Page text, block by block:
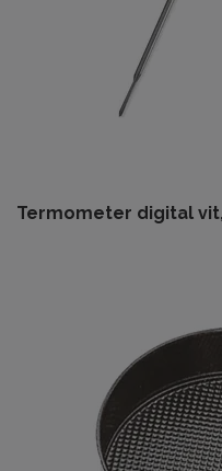
Termometer digital